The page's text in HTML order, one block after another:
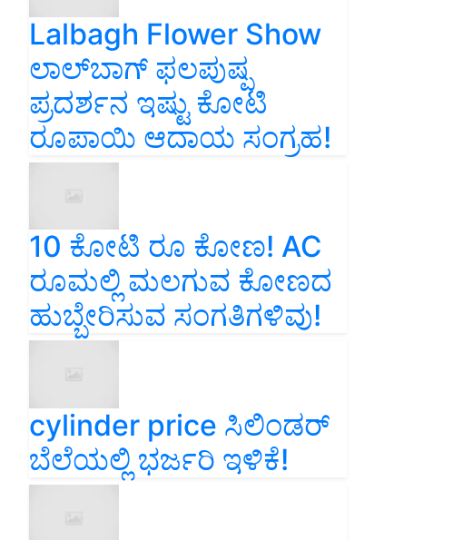
Lalbagh Flower Show
ಲಾಲ್‌ಬಾಗ್ ಫಲಪುಷ್ಪ
ಪ್ರದರ್ಶನ ಇಷ್ಟು ಕೋಟಿ
ರೂಪಾಯಿ ಆದಾಯ ಸಂಗ್ರಹ!
10 ಕೋಟಿ ರೂ ಕೋಣ! AC
ರೂಮಲ್ಲಿ ಮಲಗುವ ಕೋಣದ
ಹುಬ್ಬೇರಿಸುವ ಸಂಗತಿಗಳಿವು!
cylinder price ಸಿಲಿಂಡರ್‌
ಬೆಲೆಯಲ್ಲಿ ಭರ್ಜರಿ ಇಳಿಕೆ!